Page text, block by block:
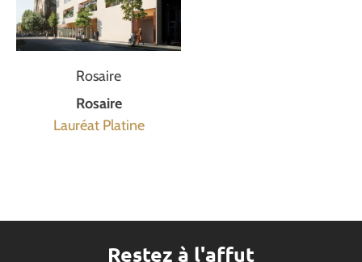
Rosaire
Rosaire
Lauréat Platine
Restez à l'affut